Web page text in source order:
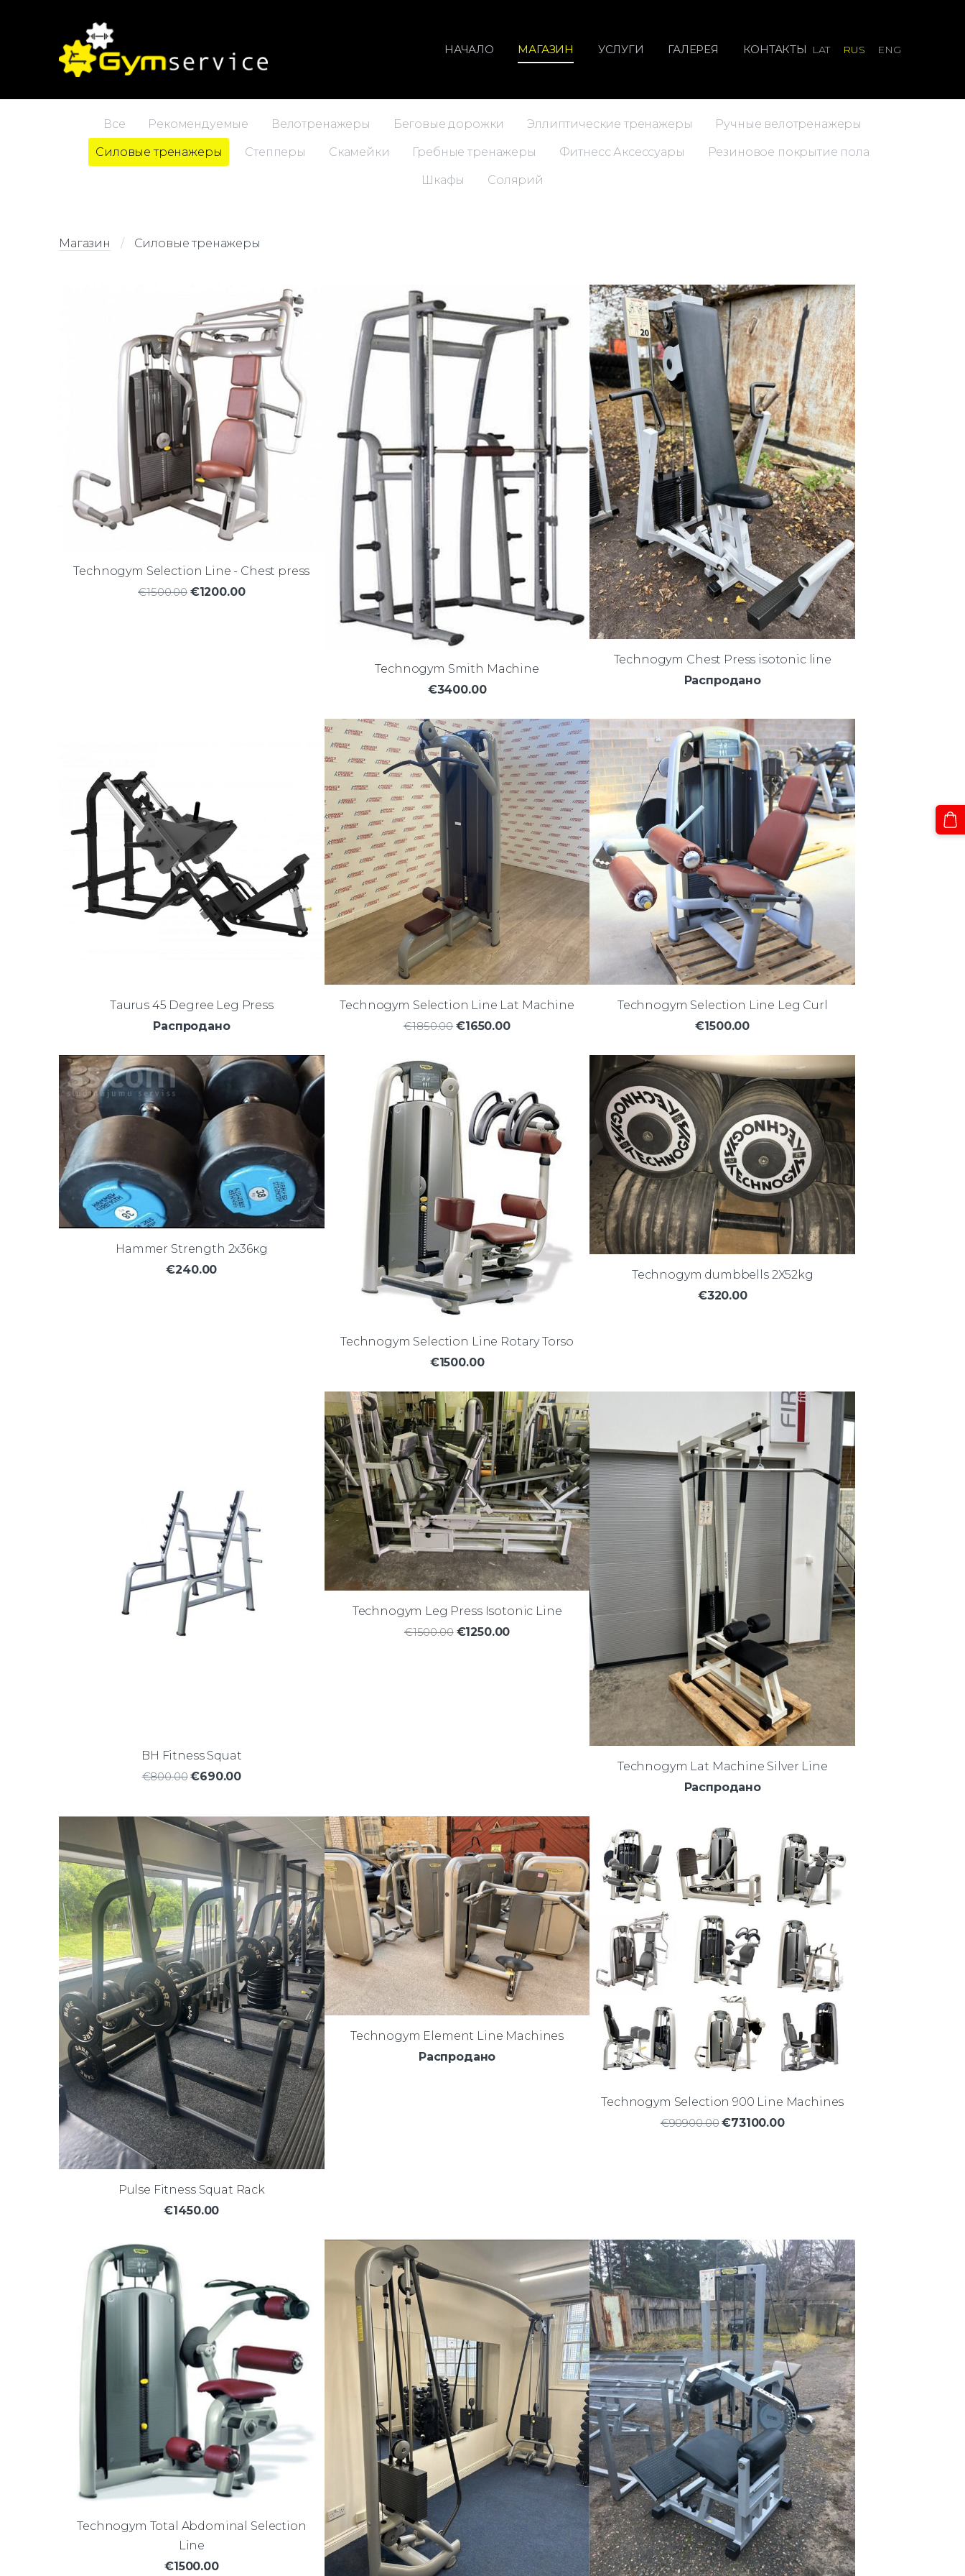
НАЧАЛО МАГАЗИН УСЛУГИ ГАЛЕРЕЯ КОНТАКТЫ LAT RUS ENG
Все Рекомендуемые Велотренажеры Беговые дорожки Эллиптические тренажеры Ручные велотренажеры
Силовые тренажеры Степперы Скамейки Гребные тренажеры Фитнесс Аксессуары Резиновое покрытие пола
Шкафы Солярий
Магазин Силовые тренажеры
Technogym Selection Line - Chest press
€1500.00 €1200.00
Technogym Smith Machine
€3400.00
Technogym Chest Press isotonic line
Распродано
Taurus 45 Degree Leg Press
Распродано
Technogym Selection Line Lat Machine
€1850.00 €1650.00
Technogym Selection Line Leg Curl
€1500.00
Hammer Strength 2х36кg
€240.00
Technogym Selection Line Rotary Torso
€1500.00
Technogym dumbbells 2X52kg
€320.00
BH Fitness Squat
€800.00 €690.00
Technogym Leg Press Isotonic Line
€1500.00 €1250.00
Technogym Lat Machine Silver Line
Распродано
Pulse Fitness Squat Rack
€1450.00
Technogym Element Line Machines
Распродано
Technogym Selection 900 Line Machines
€90900.00 €73100.00
Technogym Total Abdominal Selection
Line
€1500.00